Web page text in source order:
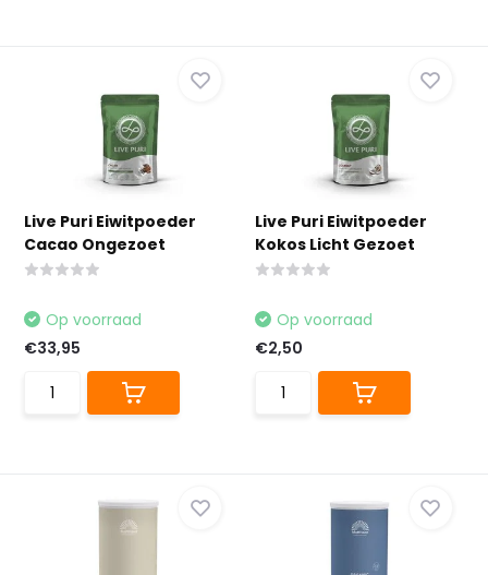
Live Puri Eiwitpoeder
Cacao Ongezoet
Op voorraad
€33,95
Live Puri Eiwitpoeder
Kokos Licht Gezoet
Op voorraad
€2,50